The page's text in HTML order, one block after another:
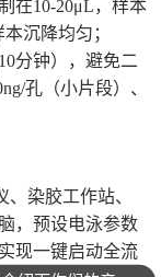
在10-20μL，样本
沉降均匀；
分钟），避免二
孔（小片段）、
染胶工作站、
，预设电泳参数
现一键启动全流